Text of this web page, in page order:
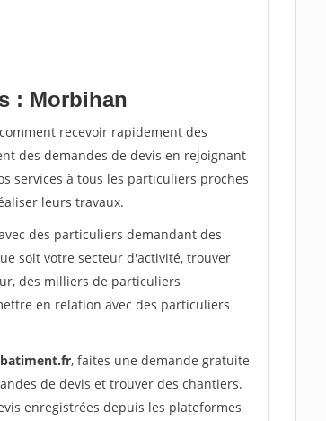
: Morbihan
recevoir rapidement des
des demandes de devis en rejoignant
services à tous les particuliers proches
leurs travaux.
des particuliers demandant des
soit votre secteur d'activité, trouver
des milliers de particuliers
en relation avec des particuliers
, faites une demande gratuite
de devis et trouver des chantiers.
enregistrées depuis les plateformes